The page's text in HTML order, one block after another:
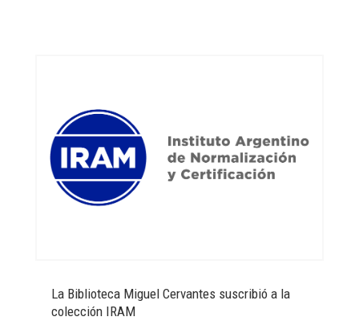
La Biblioteca Miguel Cervantes suscribió a la
colección IRAM